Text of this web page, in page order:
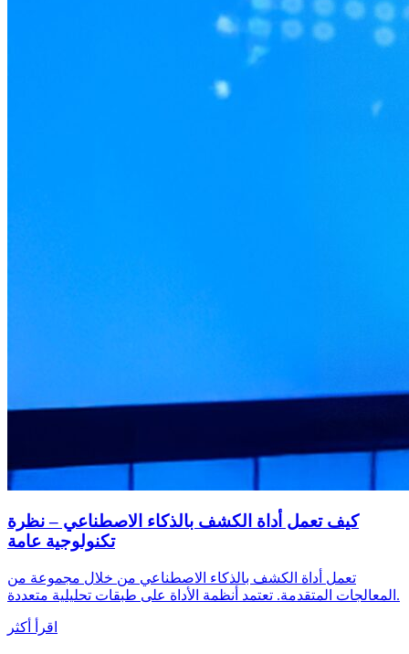
كيف تعمل أداة الكشف بالذكاء الاصطناعي – نظرة
تكنولوجية عامة
تعمل أداة الكشف بالذكاء الاصطناعي من خلال مجموعة من
المعالجات المتقدمة. تعتمد أنظمة الأداة على طبقات تحليلية متعددة.
اقرأ أكثر